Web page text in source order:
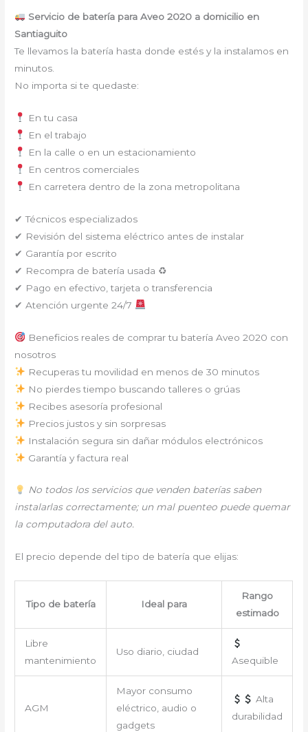
Servicio de batería para Aveo 2020 a domicilio en
Santiaguito
Te llevamos la batería hasta donde estés y la instalamos en
minutos.
No importa si te quedaste:
En tu casa
En el trabajo
En la calle o en un estacionamiento
En centros comerciales
En carretera dentro de la zona metropolitana
✔ Técnicos especializados
✔ Revisión del sistema eléctrico antes de instalar
✔ Garantía por escrito
✔ Recompra de batería usada ♻
✔ Pago en efectivo, tarjeta o transferencia
✔ Atención urgente 24/7
Beneficios reales de comprar tu batería Aveo 2020 con
nosotros
Recuperas tu movilidad en menos de 30 minutos
No pierdes tiempo buscando talleres o grúas
Recibes asesoría profesional
Precios justos y sin sorpresas
Instalación segura sin dañar módulos electrónicos
Garantía y factura real
No todos los servicios que venden baterías saben
instalarlas correctamente; un mal puenteo puede quemar
la computadora del auto.
El precio depende del tipo de batería que elijas:
Tipo de batería Ideal para
Rango
estimado
Libre
mantenimiento
Uso diario, ciudad
Asequible
AGM
Mayor consumo
eléctrico, audio o
gadgets
Alta
durabilidad